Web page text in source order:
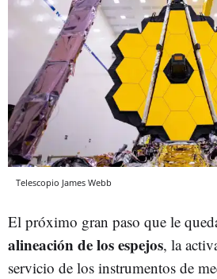
Telescopio James Webb
El próximo gran paso que le
alineación de los espejos, la
servicio de los instrumentos de